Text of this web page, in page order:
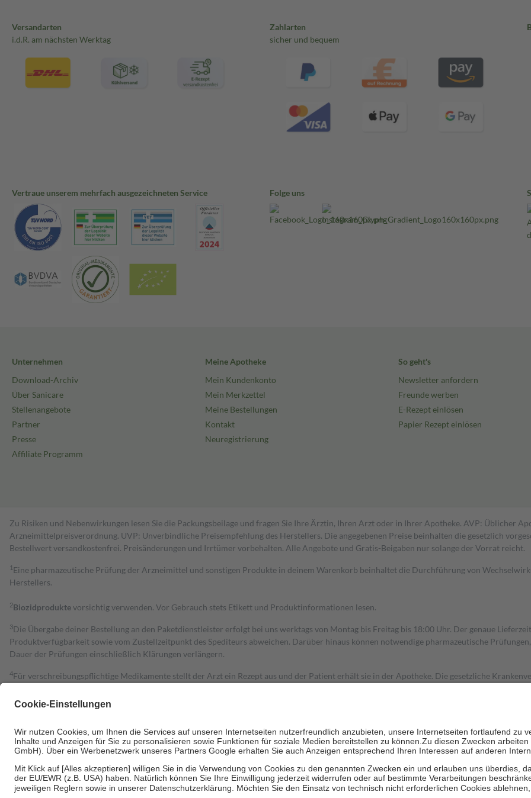
Versandarten
i.d.R. am nächsten Werktag
Zahlarten
sicher und bequem
Vertraue unserem mehrfach ausgezeichneten Service Folge uns
Unternehmen
Download-Archiv
Über Sanicare
Stellenangebote
Partner
Presse
Affiliate Programm
Meine Apotheke
Mein Kundenkonto
Mein Merkzettel
Meine Bestellungen
Kontakt
Neuregistrierung
So geht's
Newsletter anfordern
Freunde werben
E-Rezept einlösen
Papier Rezept einlösen
Zu Risiken und Nebenwirkungen lesen Sie die Packungsbeilage und fragen Sie Ihre Ärztin, Ihren Arzt oder in Ihrer Apotheke. AVP: Üblicher
Arzneimittelpreisverordnung. UVP: Unverbindliche Preisempfehlung des Herstellers. Die angegebenen Preise beinhalten die gesetzlich
Bestell­wert versand­kosten­frei. Preisänderungen und Irrtümer vorbehalten. Alle Angebote und Gratis-Beigaben nur solange der Vorrat reicht.
1 Eine pharmazeutische Prüfung der Arzneimittel und sonstigen Produkte in deinem Warenkorb beinhaltet die Durchführung von
Herstellers.
2Biozidproduktevorsichtig verwenden. Vor Gebrauch stets Etikett und Produktinformationen lesen.
3Die Übergabe deiner Bestellung an den Paketdienstleister erfolgt bei uns werktags von Montag bis Freitag bis 18:00 Uhr. Der genaue
Produktverfügbarkeit sowie vom Zustellzeitpunkt des Spediteurs abweichen. Darüber hinaus können notwendige pharmazeutische
Dauer der Prüfungen einschließlich Klärungen verlängern.
4Für verschreibungspflichtige Medikamente stellt der Arzt ein Rezept aus und der Patient erhält sie in der Apotheke. Die gesetzliche
Grundsätzlich leisten Mitglieder Zuzahlungen in Höhe von zehn Prozent des Abgabepreises,
Bei Heilmitteln und häuslicher Krankenpflege beträgt die Zuzahlung zehn Prozent der Kosten sowie zehn Euro je Verordnung.
Um das Engagement der Versicherten für ihre eigene Gesundheit zu stärken und die besondere Stellung der Familie zu unterstützen, fallen
• Untersuchungen zur Vorsorge und Früherkennung, die von der GKV getragen werden
• empfohlenen Schutzimpfungen